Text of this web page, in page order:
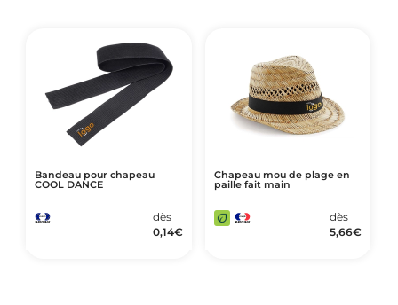
Bandeau pour chapeau
COOL DANCE
dès
0,14€
Chapeau mou de plage en
paille fait main
dès
5,66€